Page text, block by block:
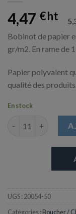
4,47 €
Bobinot de papier
gr/m2. En rame de
Papier polyvalent
qualité des
En stock
quantité de Bobine
UGS : 20054-50
Catégories : Boucher /